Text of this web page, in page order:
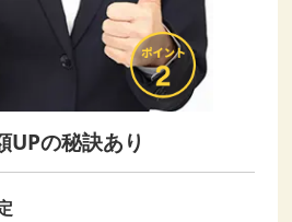
UPの秘訣あり